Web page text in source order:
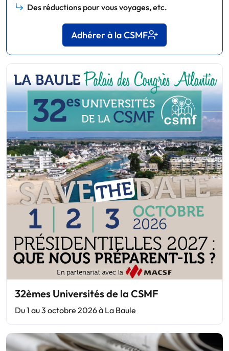
Des réductions pour vous voyages, etc.
Adhérer à la CSMF
32èmes Universités de la CSMF
Du 1 au 3 octobre 2026 à La Baule